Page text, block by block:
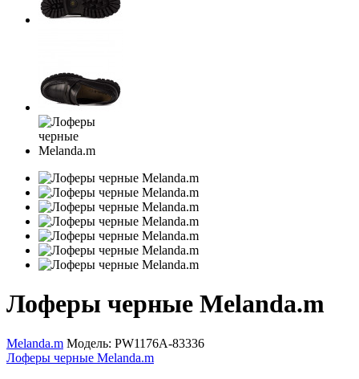
Лоферы черные Melanda.m
Melanda.m Модель: PW1176A-83336
Лоферы черные Melanda.m